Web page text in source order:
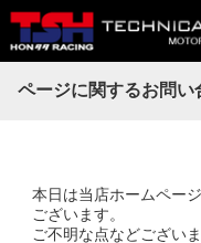
ページに関するお問い
本日は当店ホームペー
ございます。
ご不明な点などござい